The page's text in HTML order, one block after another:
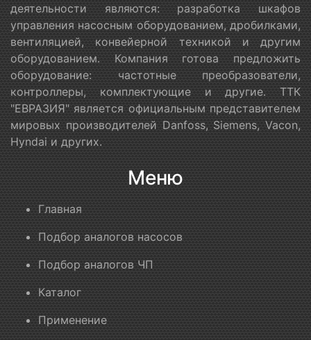
деятельности являются: разработка шкафов
управления насосным оборудованием, дробилками,
вентиляцией, конвейерной техникой и другим
оборудованием. Компания готова предложить
оборудование: частотные преобразователи,
контроллеры, комплектующие и другие. ТТК
"ЕВРАЗИЯ" является официальным представителем
мировых производителей Danfoss, Siemens, Vacon,
Hyndai и других.
Меню
Главная
Подбор аналогов насосов
Подбор аналогов ЧП
Каталог
Применение